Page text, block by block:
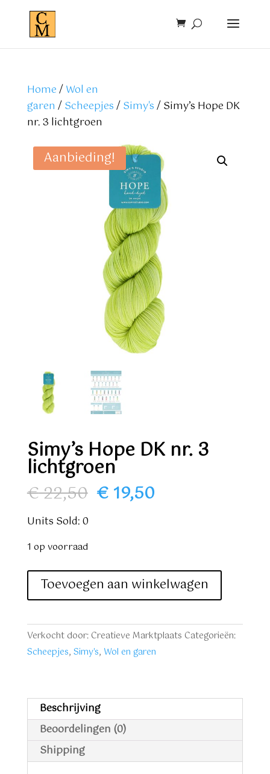
Home/Wol en
garen /Scheepjes/Simy's/ Simy’s Hope DK
nr. 3 lichtgroen
Aanbieding!
Simy’s Hope DK nr. 3
lichtgroen
€22,50 Oorspronkelijke
€19,50Huidige
Units Sold: 0
1 op voorraad
Simy's
Hope
nr.
3
lichtgroen
Toevoegen aan winkelwagen
Verkocht door: Creatieve Marktplaats Categorieën:
Scheepjes, Simy's, Wol en garen
Beschrijving
Beoordelingen (0)
Shipping